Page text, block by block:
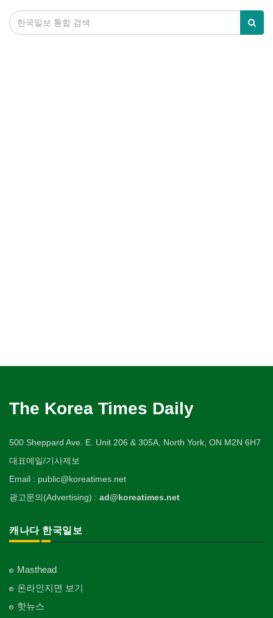
The Korea Times Daily
500 Sheppard Ave. E. Unit 206 & 305A, North York, ON M2N 6H7
대표메일/기사제보
Email : public@koreatimes.net
광고문의(Advertising) : ad@koreatimes.net
캐나다 한국일보
Masthead
온라인지면 보기
핫뉴스